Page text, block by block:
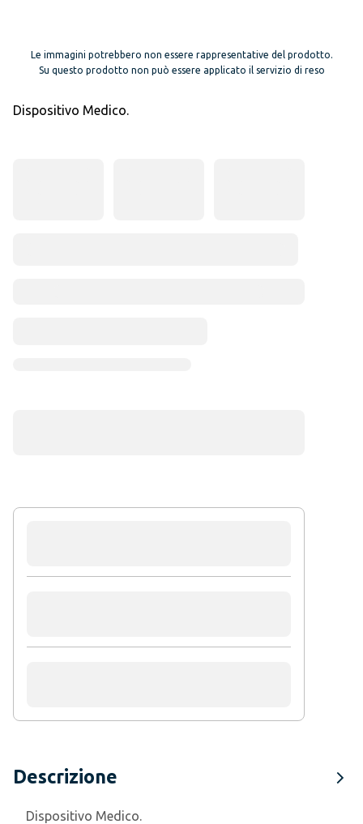
Le immagini potrebbero non essere rappresentative del prodotto.
Su questo prodotto non può essere applicato il servizio di reso
Dispositivo Medico.
Descrizione
Dispositivo Medico.